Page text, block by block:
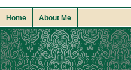
Home About Me